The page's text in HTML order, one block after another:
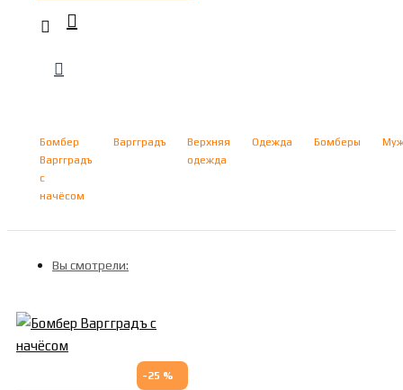
Бомбер
Варгградъ
с
начёсом
Варгградъ
Верхняя
одежда
Одежда Бомберы
Вы смотрели:
-25 %